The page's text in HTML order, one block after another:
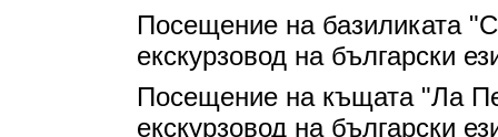
Посещение на базиликата
екскурзовод на български
Посещение на къщата "Ла
екскурзовод на български